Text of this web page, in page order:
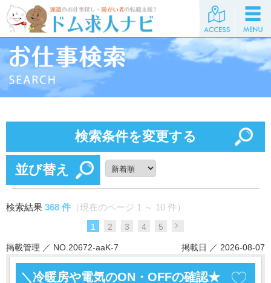
検索条件を変更する
並び替え
検索結果 368 件 （現在のページ 1 ～ 10 件）
1 2 3 4 5
掲載管理 ／ NO.20672-aaK-7 掲載日 ／ 2026-08-07
＼冷暖房や電気のON・OFFの確認★